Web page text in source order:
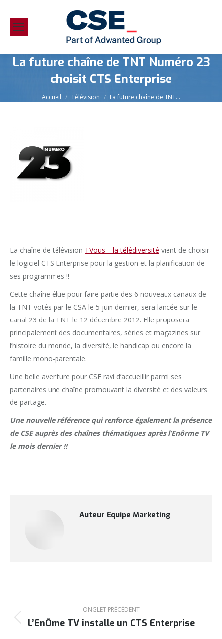
La future chaîne de TNT Numéro 23
choisit CTS Enterprise
Vous êtes ici :
Accueil Télévision La future chaîne de TNT…
La chaîne de télévision TVous – la télédiversité vient de choisir
le logiciel CTS Enterprise pour la gestion et la planification de
ses programmes !!
Cette chaîne élue pour faire partie des 6 nouveaux canaux de
la TNT votés par le CSA le 5 juin dernier, sera lancée sur le
canal 23 de la TNT le 12 décembre 2012. Elle proposera
principalement des documentaires, séries et magazines sur
l’histoire du monde, la diversité, le handicap ou encore la
famille mono-parentale.
Une belle aventure pour CSE ravi d’accueillir parmi ses
partenaires une chaîne promouvant la diversité et des valeurs
de partage.
Une nouvelle référence qui renforce également la présence
de CSE auprès des chaînes thématiques après l’Enôrme TV
le mois dernier !!
Auteur Equipe Marketing
Navigation
de
commentaire
ONGLET PRÉCÉDENT
Onglet
L’EnÔme TV installe un CTS Enterprise